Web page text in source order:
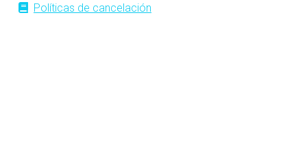
Políticas de cancelación